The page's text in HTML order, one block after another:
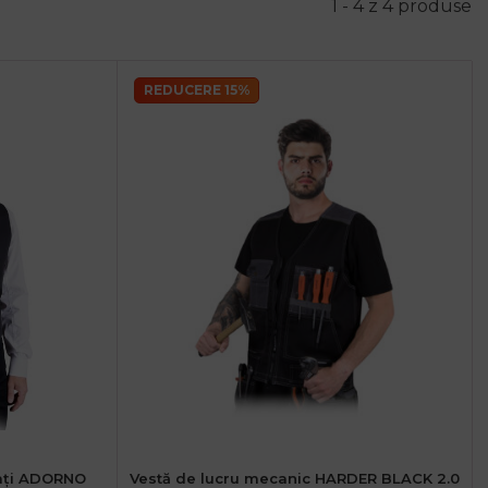
1 - 4 z 4 produse
ADORNO
REDUCERE 15%
Vestă de lucru mecanic HARDER BLACK 2.0